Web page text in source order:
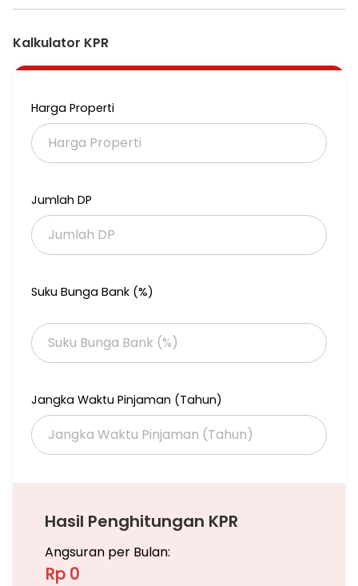
Kalkulator KPR
Harga Properti
Jumlah DP
Suku Bunga Bank (%)
Jangka Waktu Pinjaman (Tahun)
Hasil Penghitungan KPR
Angsuran per Bulan:
Rp 0